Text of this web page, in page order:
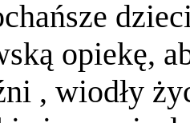
opiekę,
, wiodły